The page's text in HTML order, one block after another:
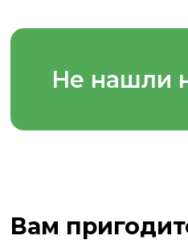
Не нашли
Вам